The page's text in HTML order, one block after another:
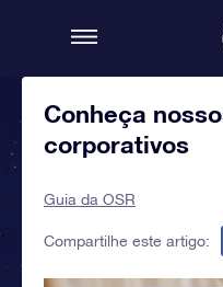
Conheça
corporativos
Guia da OSR
Compartilhe este artigo: